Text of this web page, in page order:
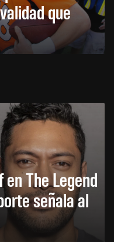
que
The Legend
señala al